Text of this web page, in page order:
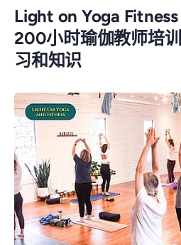
Light on Yoga
200小时瑜伽教师培
习和知识